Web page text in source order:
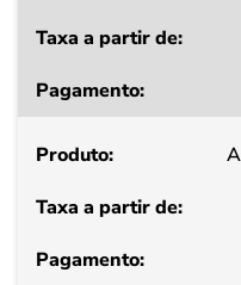
a
de
Pagamento